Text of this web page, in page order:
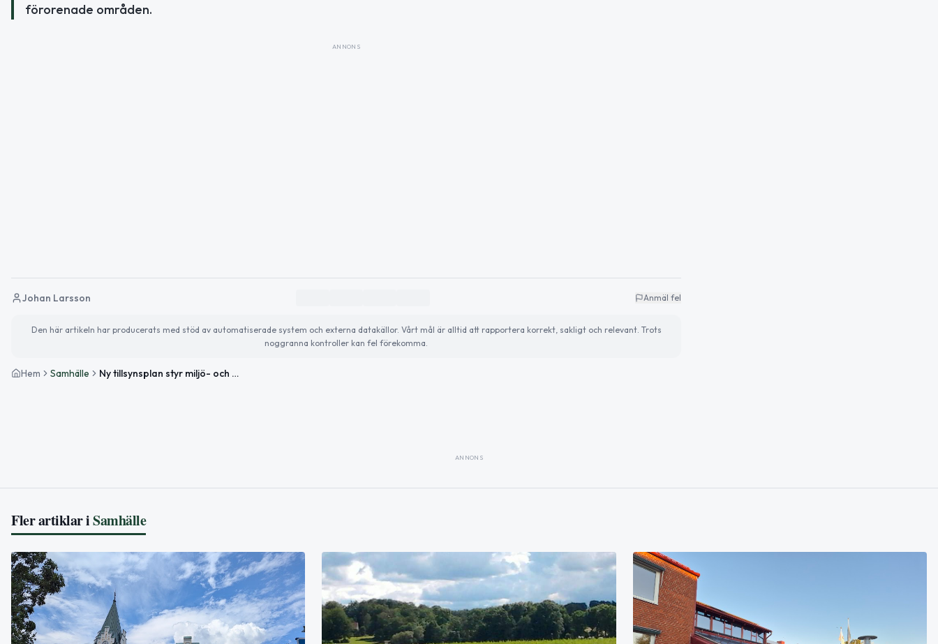
förorenade områden.
ANNONS
Johan Larsson Anmäl fel
Den här artikeln har producerats med stöd av automatiserade system och externa datakällor. Vårt mål är alltid att rapportera korrekt, sakligt och relevant. Trots
noggranna kontroller kan fel förekomma.
Hem Samhälle Ny tillsynsplan styr miljö- och hälsoskydd i Höör
ANNONS
Fler artiklar iSamhälle